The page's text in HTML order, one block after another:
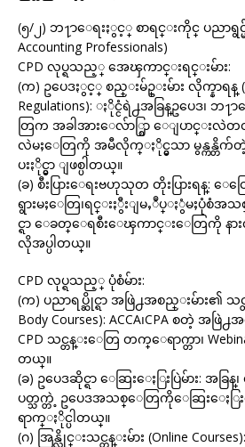
(၅/၂) ဘ႑ာေရးႏွင့္ စာရင္းကိုင္ ပညာရွင္မ်ာ
Accounting Professionals)
CPD လုပ္ရသည့္ အေၾကာင္းရင္းမ်ား:
(က) ဥပေဒႏွင့္ စည္းမ်ဥ္းမ်ား လိုက္နာရန္
Regulations): ႏိုင္ငံရဲ႕အခြန္ဥပေဒ၊ ဘ
တြက အခါအားေလ်ာ္စြာ ေျပာင္းလဲ
လဲမႈေတြကို အမီလိုက္ႏိုင္မွသာ မွန္ကန္
ပးႏိုင္မွာ ျဖစ္ပါတယ္။
(ခ) စီးပြားေရးဗဟုသုတ တိုးပြားရန္:
ရွားမႈေတြ၊ရင္းႏွီးျမႇဳပ္ႏွံမႈပုံစံအသ
င္ရာ ေခတ္ေရစီးေၾကာင္းေတြကို နား
လိုအပ္ပါတယ္။
CPD လုပ္ရသည့္ ပုံစံမ်ား:
(က) ပညာရပ္ဆိုင္ရာ အဖြဲ႕အစည္းမ်ား၏ သင္တ
Body Courses): ACCA၊CPA စတဲ့
CPD သင္တန္းေတြ တက္ေရာက္တာ၊
တယ္။
(ခ) ဥပေဒဆိုင္ရာ ေဆြးေႏြးပြဲမ်ား: အခ
ပတ္သက္တဲ့ ဥပေဒအသစ္ေတြကိုေဆြးေႏ
ရာက္ႏိုင္ပါတယ္။
(ဂ) အြန္လိုင္းသင္တန္းမ်ား (Online